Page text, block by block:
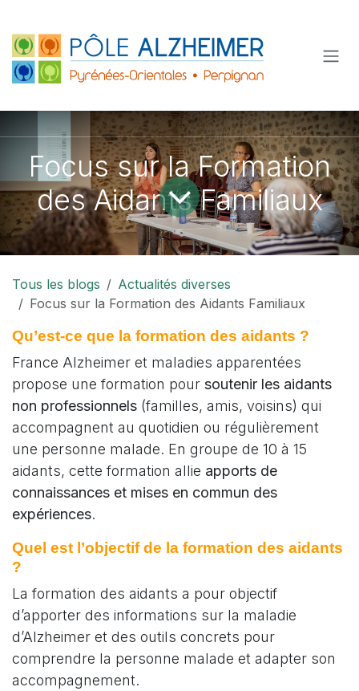
Focus sur la Formation
des Aidants Familiaux
Tous les blogs
Actualités diverses
Focus sur la Formation des Aidants Familiaux
Qu’est-ce que la formation des aidants ?
France Alzheimer et maladies apparentées
propose une formation pour soutenir les aidants
non professionnels (familles, amis, voisins) qui
accompagnent au quotidien ou régulièrement
une personne malade. En groupe de 10 à 15
aidants, cette formation allie apports de
connaissances et mises en commun des
expériences.
Quel est l’objectif de la formation des aidants
?
La formation des aidants a pour objectif
d’apporter des informations sur la maladie
d’Alzheimer et des outils concrets pour
comprendre la personne malade et adapter son
accompagnement.